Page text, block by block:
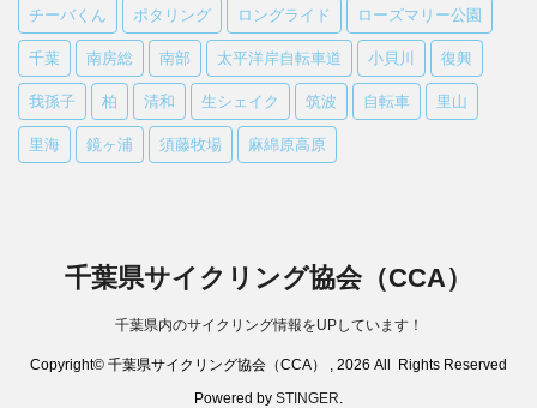
チーバくん ポタリング ロングライド ローズマリー公園
千葉 南房総 南部 太平洋岸自転車道 小貝川 復興
我孫子 柏 清和 生シェイク 筑波 自転車 里山
里海 鏡ヶ浦 須藤牧場 麻綿原高原
千葉県サイクリング協会（CCA）
千葉県内のサイクリング情報をUPしています！
Copyright© 千葉県サイクリング協会（CCA） , 2026 All Rights Reserved
Powered by STINGER.